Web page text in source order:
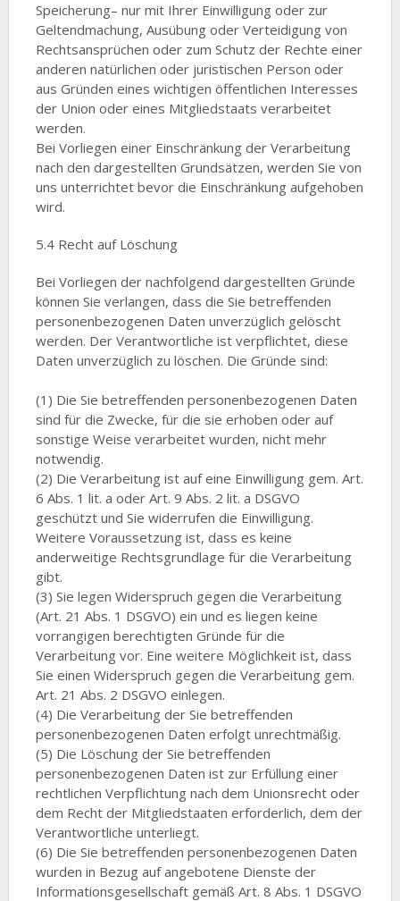
Speicherung– nur mit Ihrer Einwilligung oder zur
Geltendmachung, Ausübung oder Verteidigung von
Rechtsansprüchen oder zum Schutz der Rechte einer
anderen natürlichen oder juristischen Person oder
aus Gründen eines wichtigen öffentlichen Interesses
der Union oder eines Mitgliedstaats verarbeitet
werden.
Bei Vorliegen einer Einschränkung der Verarbeitung
nach den dargestellten Grundsätzen, werden Sie von
uns unterrichtet bevor die Einschränkung aufgehoben
wird.
5.4 Recht auf Löschung
Bei Vorliegen der nachfolgend dargestellten Gründe
können Sie verlangen, dass die Sie betreffenden
personenbezogenen Daten unverzüglich gelöscht
werden. Der Verantwortliche ist verpflichtet, diese
Daten unverzüglich zu löschen. Die Gründe sind:
(1) Die Sie betreffenden personenbezogenen Daten
sind für die Zwecke, für die sie erhoben oder auf
sonstige Weise verarbeitet wurden, nicht mehr
notwendig.
(2) Die Verarbeitung ist auf eine Einwilligung gem. Art.
6 Abs. 1 lit. a oder Art. 9 Abs. 2 lit. a DSGVO
geschützt und Sie widerrufen die Einwilligung.
Weitere Voraussetzung ist, dass es keine
anderweitige Rechtsgrundlage für die Verarbeitung
gibt.
(3) Sie legen Widerspruch gegen die Verarbeitung
(Art. 21 Abs. 1 DSGVO) ein und es liegen keine
vorrangigen berechtigten Gründe für die
Verarbeitung vor. Eine weitere Möglichkeit ist, dass
Sie einen Widerspruch gegen die Verarbeitung gem.
Art. 21 Abs. 2 DSGVO einlegen.
(4) Die Verarbeitung der Sie betreffenden
personenbezogenen Daten erfolgt unrechtmäßig.
(5) Die Löschung der Sie betreffenden
personenbezogenen Daten ist zur Erfüllung einer
rechtlichen Verpflichtung nach dem Unionsrecht oder
dem Recht der Mitgliedstaaten erforderlich, dem der
Verantwortliche unterliegt.
(6) Die Sie betreffenden personenbezogenen Daten
wurden in Bezug auf angebotene Dienste der
Informationsgesellschaft gemäß Art. 8 Abs. 1 DSGVO